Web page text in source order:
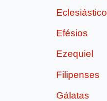
Eclesiástico
Efésios
Ezequiel
Filipenses
Gálatas